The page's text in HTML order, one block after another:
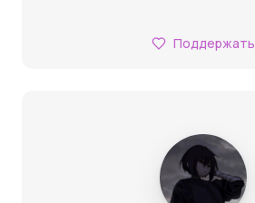
Поддержать